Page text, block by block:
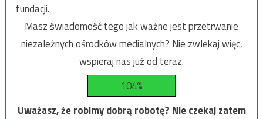
fundacji.
Masz świadomość tego jak ważne jest przetrwanie
niezależnych ośrodków medialnych? Nie zwlekaj więc,
wspieraj nas już od teraz.
104%
Uważasz, że robimy dobrą robotę? Nie czekaj zatem